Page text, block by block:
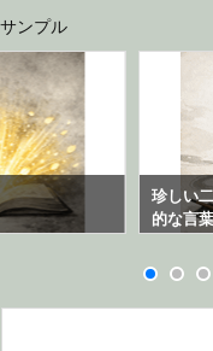
サンプル
珍しい
的な言